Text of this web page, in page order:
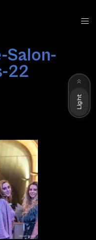
Salon-
22
Light
Dark